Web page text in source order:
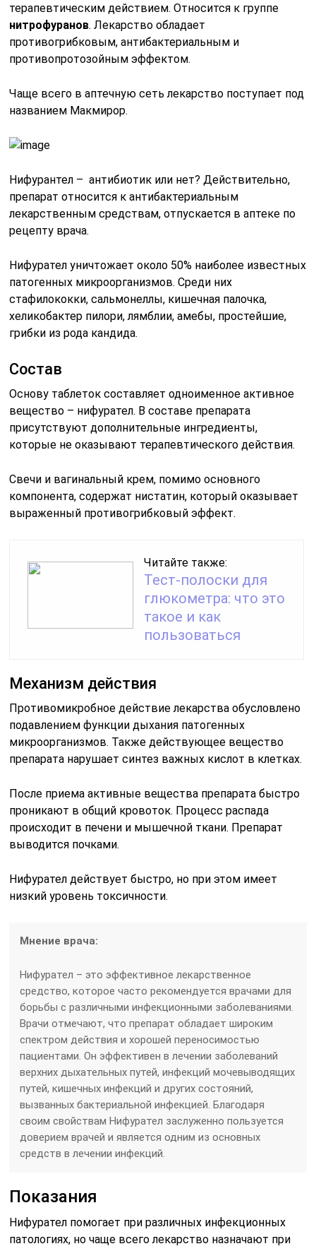
терапевтическим действием. Относится к группе
нитрофуранов. Лекарство обладает
противогрибковым, антибактериальным и
противопротозойным эффектом.
Чаще всего в аптечную сеть лекарство поступает под
названием Макмирор.
Нифурантел – антибиотик или нет? Действительно,
препарат относится к антибактериальным
лекарственным средствам, отпускается в аптеке по
рецепту врача.
Нифурател уничтожает около 50% наиболее известных
патогенных микроорганизмов. Среди них
стафилококки, сальмонеллы, кишечная палочка,
хеликобактер пилори, лямблии, амебы, простейшие,
грибки из рода кандида.
Состав
Основу таблеток составляет одноименное активное
вещество – нифурател. В составе препарата
присутствуют дополнительные ингредиенты,
которые не оказывают терапевтического действия.
Свечи и вагинальный крем, помимо основного
компонента, содержат нистатин, который оказывает
выраженный противогрибковый эффект.
Читайте также:
Тест-полоски для
глюкометра: что это
такое и как
пользоваться
Механизм действия
Противомикробное действие лекарства обусловлено
подавлением функции дыхания патогенных
микроорганизмов. Также действующее вещество
препарата нарушает синтез важных кислот в клетках.
После приема активные вещества препарата быстро
проникают в общий кровоток. Процесс распада
происходит в печени и мышечной ткани. Препарат
выводится почками.
Нифурател действует быстро, но при этом имеет
низкий уровень токсичности.
Мнение врача:
Нифурател – это эффективное лекарственное
средство, которое часто рекомендуется врачами для
борьбы с различными инфекционными заболеваниями.
Врачи отмечают, что препарат обладает широким
спектром действия и хорошей переносимостью
пациентами. Он эффективен в лечении заболеваний
верхних дыхательных путей, инфекций мочевыводящих
путей, кишечных инфекций и других состояний,
вызванных бактериальной инфекцией. Благодаря
своим свойствам Нифурател заслуженно пользуется
доверием врачей и является одним из основных
средств в лечении инфекций.
Показания
Нифурател помогает при различных инфекционных
патологиях, но чаще всего лекарство назначают при